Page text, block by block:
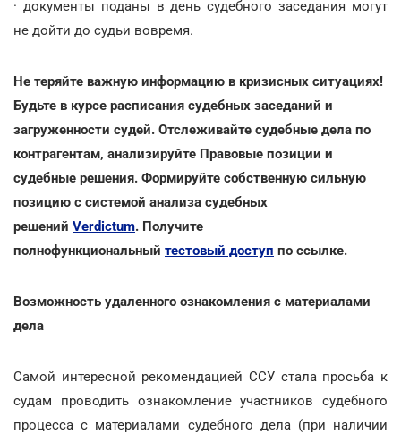
· документы поданы в день судебного заседания могут
не дойти до судьи вовремя.
Не теряйте важную информацию в кризисных ситуациях!
Будьте в курсе расписания судебных заседаний и
загруженности судей. Отслеживайте судебные дела по
контрагентам, анализируйте Правовые позиции и
судебные решения. Формируйте собственную сильную
позицию с системой анализа судебных
решений Verdictum. Получите
полнофункциональный тестовый доступ по ссылке.
Возможность удаленного ознакомления с материалами
дела
Самой интересной рекомендацией ССУ стала просьба к
судам проводить ознакомление участников судебного
процесса с материалами судебного дела (при наличии